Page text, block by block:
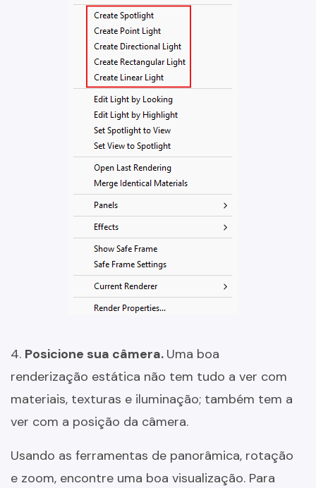
4. Posicione sua câmera. Uma boa
renderização estática não tem tudo a ver com
materiais, texturas e iluminação; também tem a
ver com a posição da câmera.
Usando as ferramentas de panorâmica, rotação
e zoom, encontre uma boa visualização. Para